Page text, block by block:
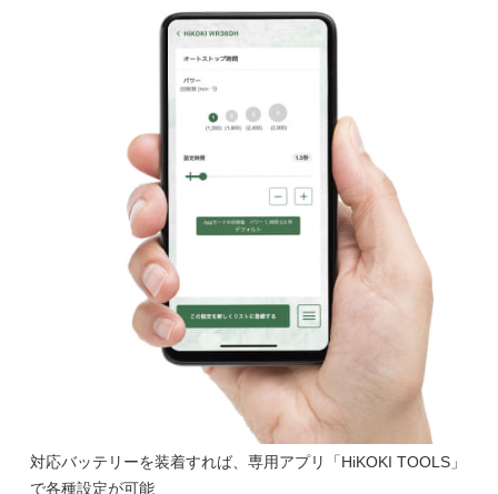
対応バッテリーを装着すれば、専用アプリ「HiKOKI TOOLS」
で各種設定が可能